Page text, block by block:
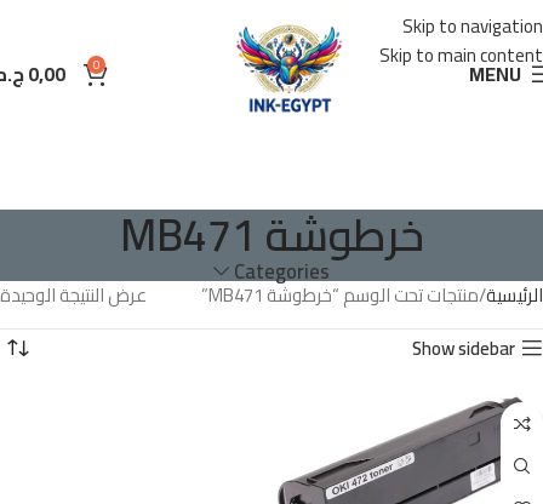
Skip to navigation
Skip to main content
MENU
0
0,00
خرطوشة MB471
Categories
الرئيسية منتجات تحت الوسم “خرطوشة MB471”
عرض النتيجة الوحيدة
Show sidebar